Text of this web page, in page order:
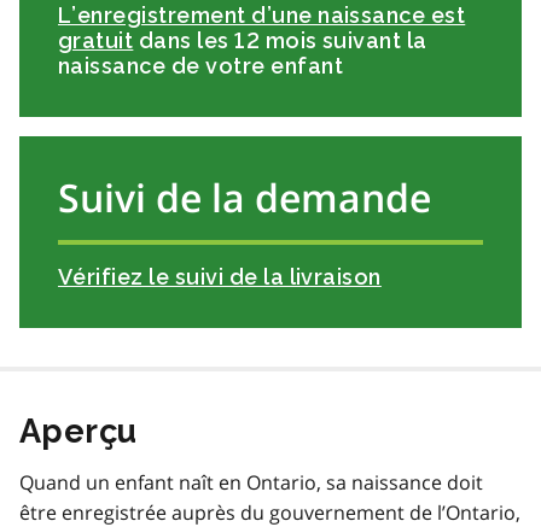
L’enregistrement d’une naissance est
gratuit dans les 12 mois suivant la
naissance de votre enfant
Suivi de la demande
Vérifiez le suivi de la livraison
Aperçu
Quand un enfant naît en Ontario, sa naissance doit
être enregistrée auprès du gouvernement de l’Ontario,